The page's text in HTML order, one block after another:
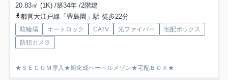
20.83㎡ (1K) /築34年 /2階建
都営大江戸線「豊島園」駅 徒歩22分
駐輪場 オートロック CATV 光ファイバー
宅配ボックス
防犯カメラ
★ＳＥＣＯＭ導入★旭化成ヘーベルメゾン★宅配ＢＯＸ★